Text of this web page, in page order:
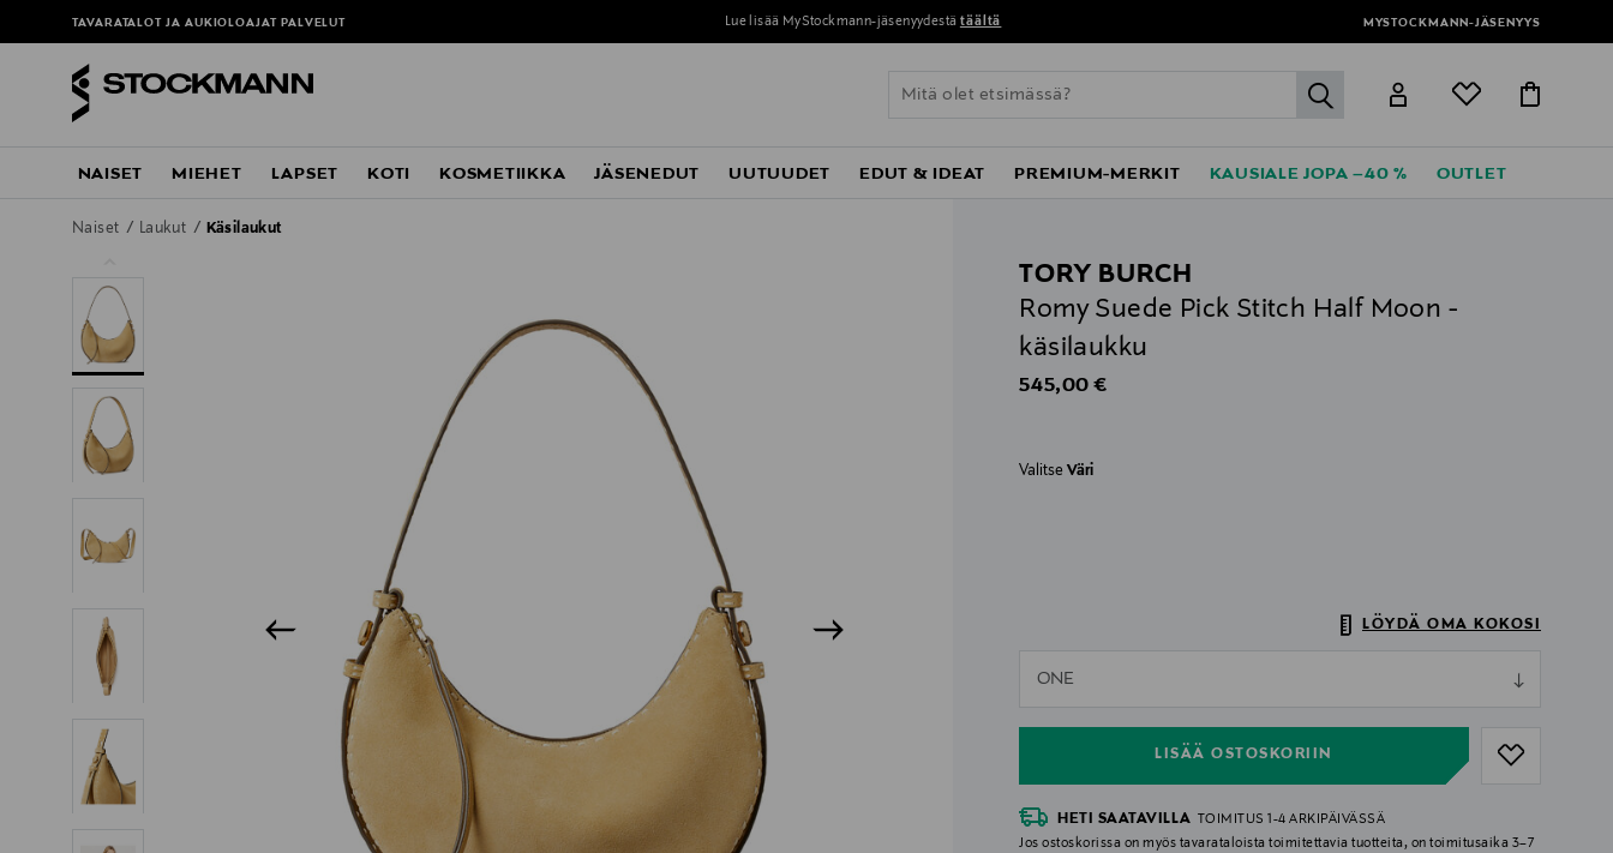
TAVARATALOT JA AUKIOLOAJAT PALVELUT Lue lisää MyStockmann-jäsenyydestä täältä MYSTOCKMANN-JÄSENYYS
label.header.go
NAISET MIEHET LAPSET KOTI KOSMETIIKKA JÄSENEDUT UUTUUDET EDUT & IDEAT PREMIUM-MERKIT KAUSIALE JOPA –40 % OUTLET
Naiset Laukut Käsilaukut
TORY BURCH
Romy Suede Pick Stitch Half Moon -
käsilaukku
Original Price
545,00 €
ValitseVäri
LÖYDÄ OMA KOKOSI
ONE
LISÄÄ OSTOSKORIIN
null
HETI SAATAVILLA TOIMITUS 1-4 ARKIPÄIVÄSSÄ
Jos ostoskorissa on myös tavarataloista toimitettavia tuotteita, on toimitusaika 3–7